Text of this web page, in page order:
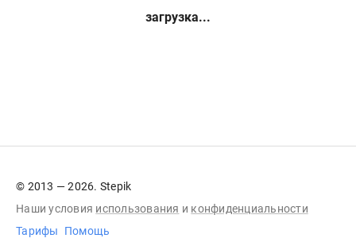
загрузка...
© 2013 — 2026. Stepik
Наши условия использования и конфиденциальности
Тарифы
Помощь